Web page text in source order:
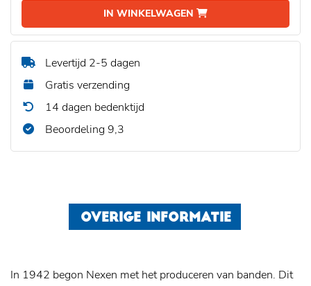
IN WINKELWAGEN
Levertijd 2-5 dagen
Gratis verzending
14 dagen bedenktijd
Beoordeling 9,3
OVERIGE INFORMATIE
In 1942 begon Nexen met het produceren van banden. Dit